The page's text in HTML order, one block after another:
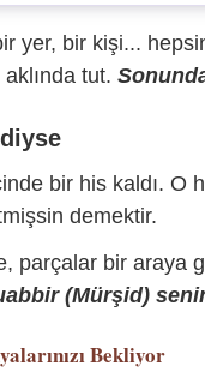
yer, bir kişi...
aklında tut.
bir his kaldı. O
demektir.
parçalar bir araya
(Mürşid)
Bekliyor